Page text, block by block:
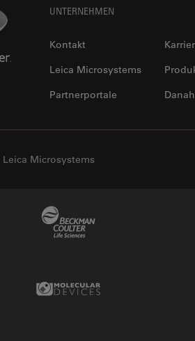
Logo UNTERNEHMEN
Kontakt
Leica Microsystems
Partnerportale
Microsystems
Molecular Devices Link